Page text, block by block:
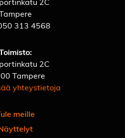
313 4568
2C
Tampere
yhteystietoja
meille